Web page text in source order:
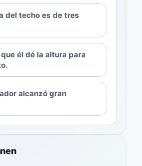
del techo es de tres
él dé la altura para
alcanzó gran